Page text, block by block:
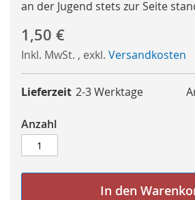
an der Jugend stets zur Seite
1,50 €
Inkl. MwSt. , exkl. Versandkosten
Lieferzeit 2-3 Werktage
Anzahl
In den